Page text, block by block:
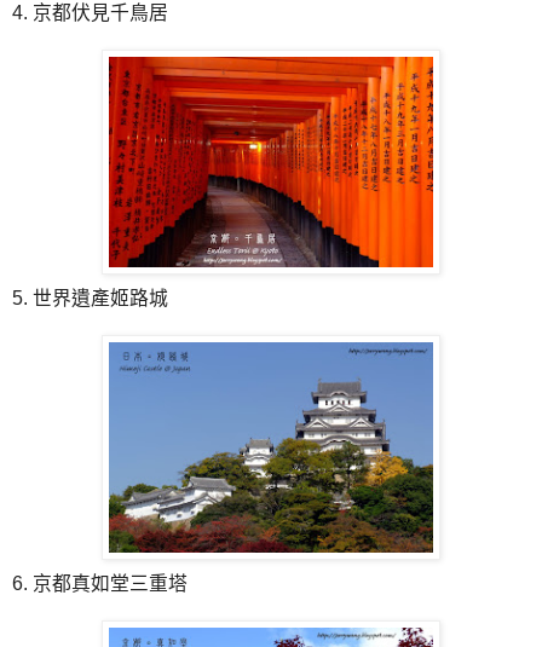
4. 京都伏見千鳥居
5. 世界遺產姬路城
6. 京都真如堂三重塔